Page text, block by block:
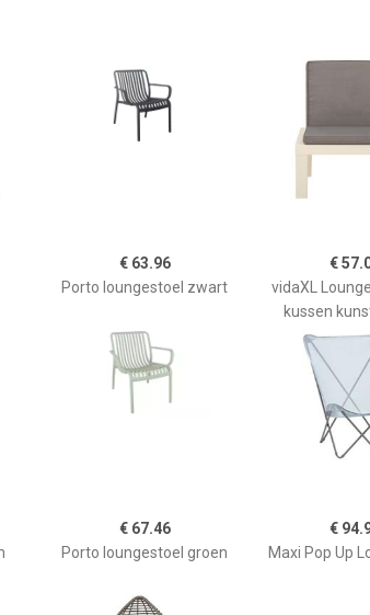
€ 63.96
Porto loungestoel zwart
€
vidaXL
kussen
€ 67.46
Porto loungestoel groen
€
Maxi Pop Up